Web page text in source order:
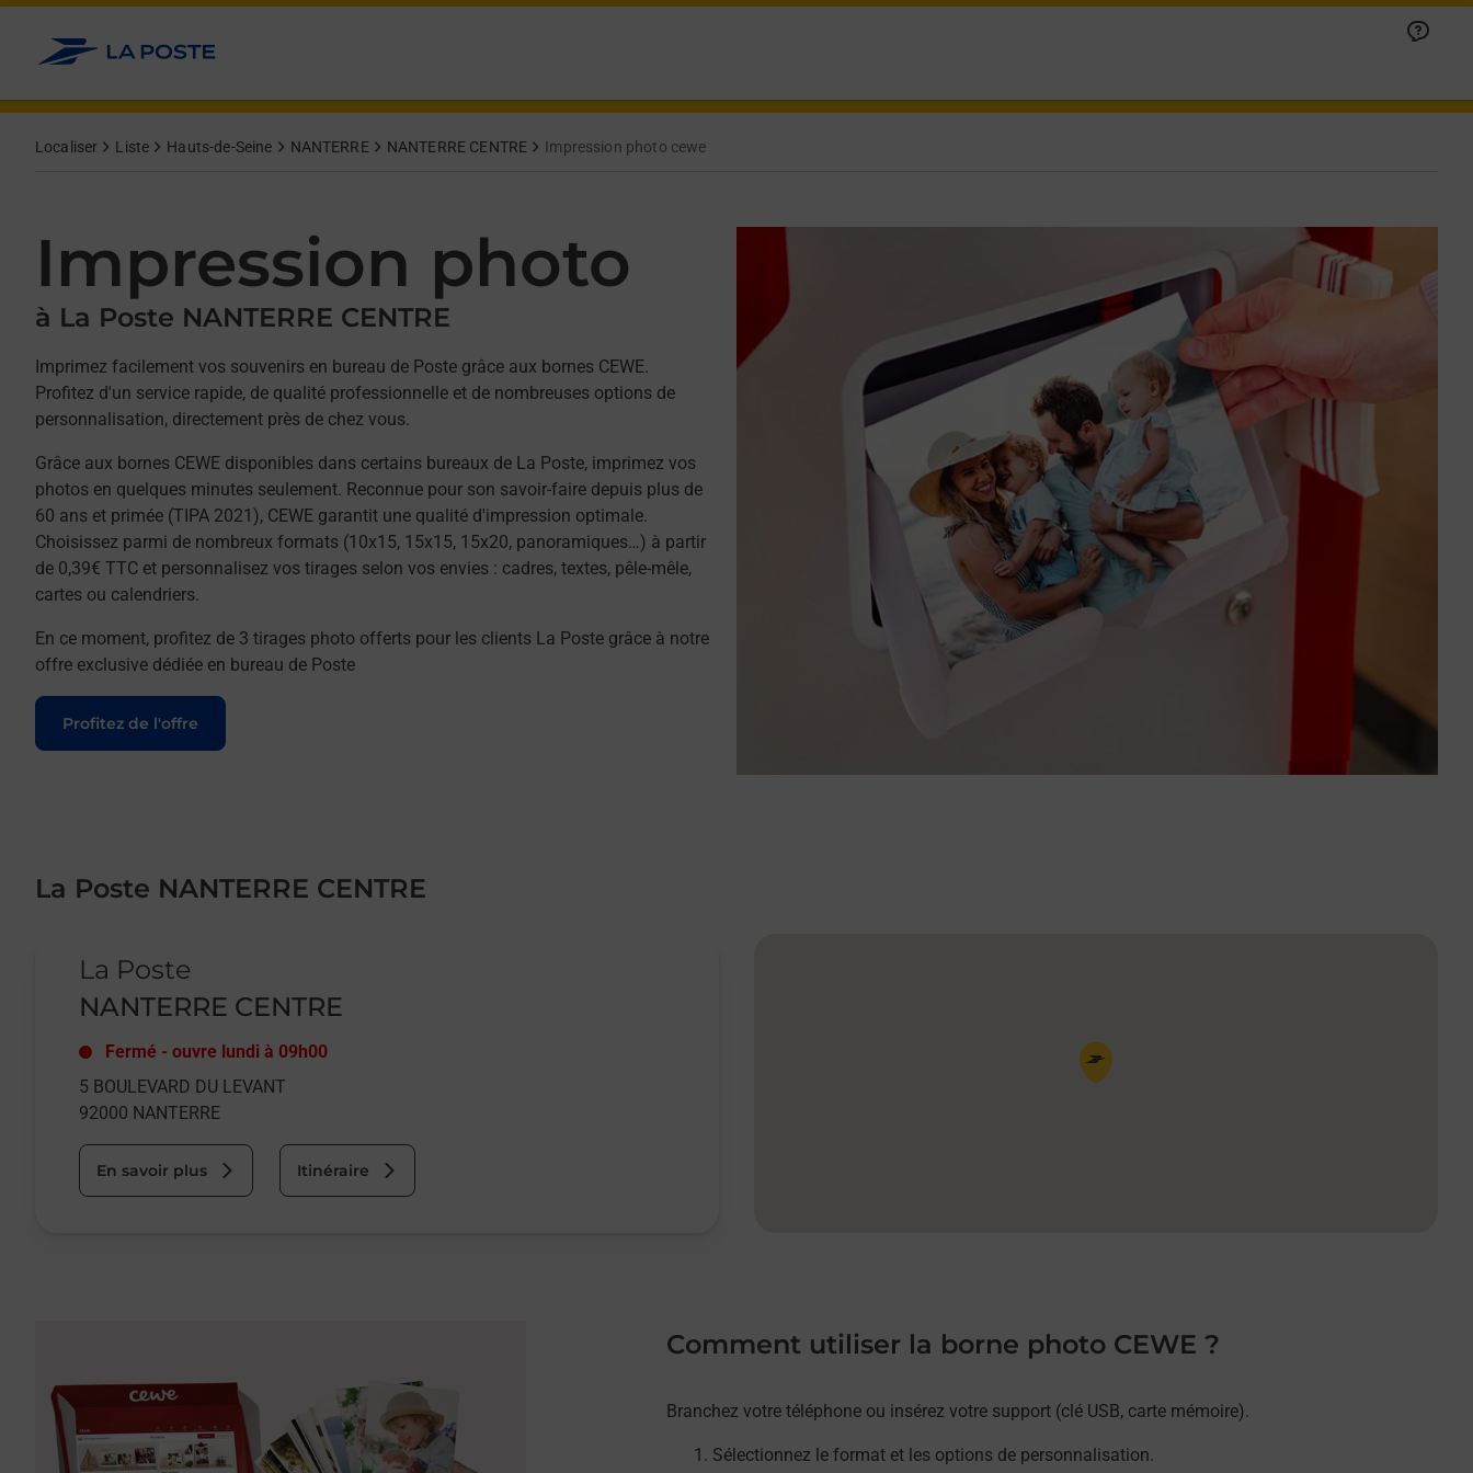
Allez au contenu
Localiser Liste Hauts-de-Seine NANTERRE NANTERRE CENTRE Impression photo cewe
Impression photo
à La Poste NANTERRE CENTRE
Imprimez facilement vos souvenirs en bureau de Poste grâce aux bornes CEWE.
Profitez d'un service rapide, de qualité professionnelle et de nombreuses options de
personnalisation, directement près de chez vous.
Grâce aux bornes CEWE disponibles dans certains bureaux de La Poste, imprimez vos
photos en quelques minutes seulement. Reconnue pour son savoir-faire depuis plus de
60 ans et primée (TIPA 2021), CEWE garantit une qualité d'impression optimale.
Choisissez parmi de nombreux formats (10x15, 15x15, 15x20, panoramiques…) à partir
de 0,39€ TTC et personnalisez vos tirages selon vos envies : cadres, textes, pêle-mêle,
cartes ou calendriers.
En ce moment, profitez de 3 tirages photo offerts pour les clients La Poste grâce à notre
offre exclusive dédiée en bureau de Poste
Profitez de l'offre
Le lien s'ouvre dans un nouvel onglet
La Poste NANTERRE CENTRE
La Poste
NANTERRE CENTRE
Fermé - ouvre lundi à 09h00
5 BOULEVARD DU LEVANT
92000 NANTERRE
En savoir plus Itinéraire
Pin de la carte
Comment utiliser la borne photo CEWE ?
Branchez votre téléphone ou insérez votre support (clé USB, carte mémoire).
Sélectionnez le format et les options de personnalisation.
Afficher ou masquer la réponse
Afficher ou masquer la réponse
Afficher ou masquer la réponse
Afficher ou masquer la réponse
Afficher ou masquer la réponse
Afficher ou masquer la réponse
Afficher ou masquer la réponse
Afficher ou masquer le contenu